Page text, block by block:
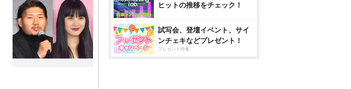
ヒットの推移をチェック！
試写会、登壇イベント、サイ
ンチェキなどプレゼント！
プレゼント特集